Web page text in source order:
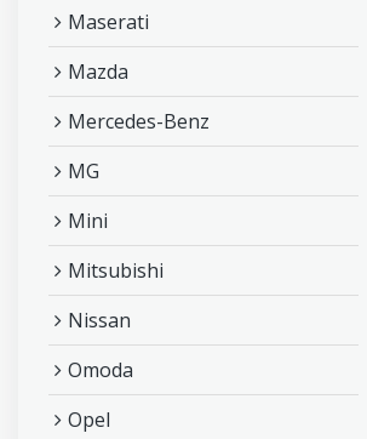
Maserati
Mazda
Mercedes-Benz
MG
Mini
Mitsubishi
Nissan
Omoda
Opel